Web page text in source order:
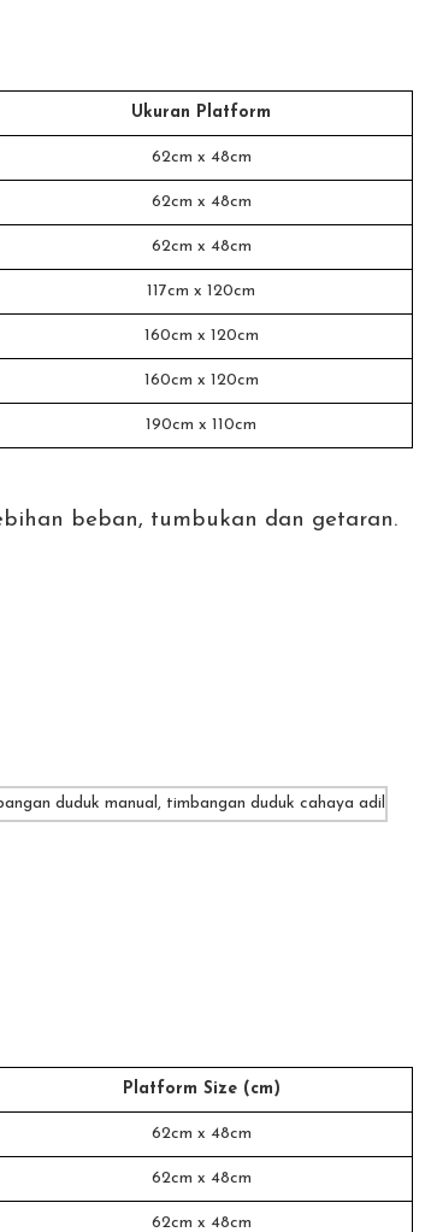
Ukuran Platform
62cm x 48cm
62cm x 48cm
62cm x 48cm
117cm x 120cm
160cm x 120cm
160cm x 120cm
190cm x 110cm
beban, tumbukan dan getaran.
Platform Size (cm)
62cm x 48cm
62cm x 48cm
62cm x 48cm